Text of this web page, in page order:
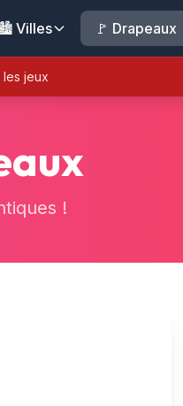
Villes 🚩 Drapeaux
jeux
!